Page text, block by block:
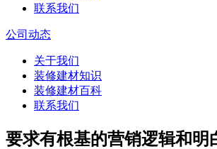
联系我们
公司动态
关于我们
装修建材知识
装修建材百科
联系我们
要求有根基的营销逻辑和明